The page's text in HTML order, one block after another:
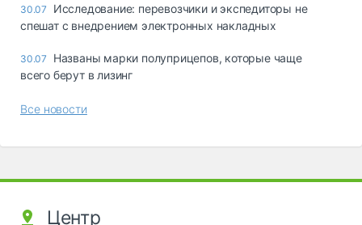
30.07
Исследование: перевозчики и экспедиторы не
спешат с внедрением электронных накладных
30.07
Названы марки полуприцепов, которые чаще
всего берут в лизинг
Все новости
Центр